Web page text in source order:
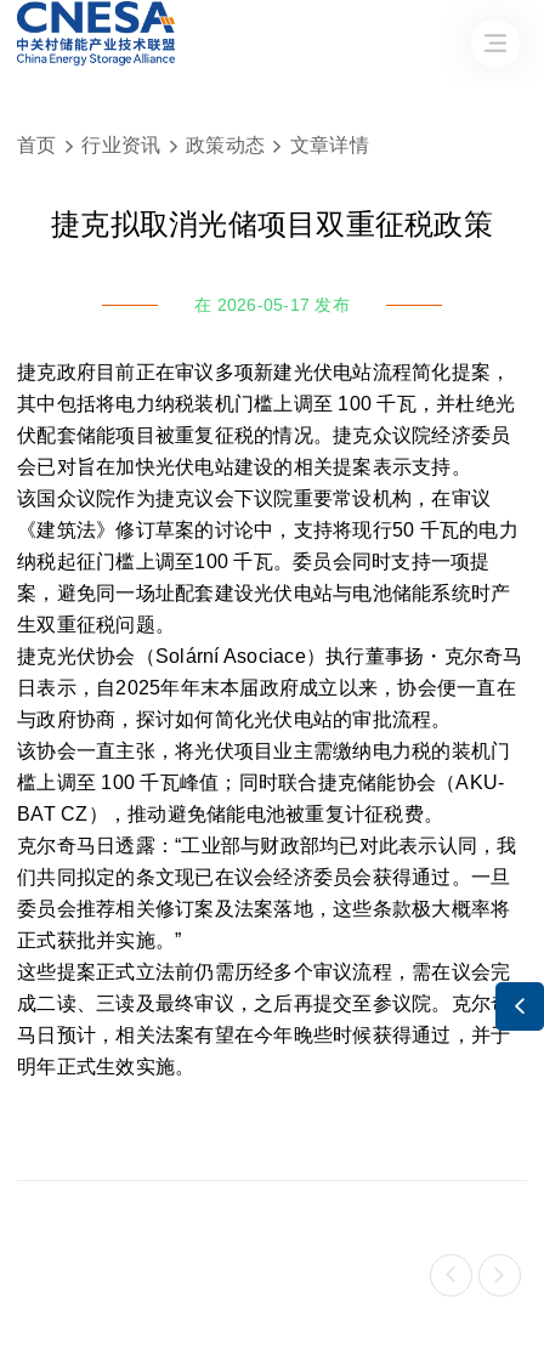

首页  行业资讯  政策动态  文章详情
捷克拟取消光储项目双重征税政策
在 2026-05-17 发布
捷克政府目前正在审议多项新建光伏电站流程简化提案，
其中包括将电力纳税装机门槛上调至 100 千瓦，并杜绝光
伏配套储能项目被重复征税的情况。捷克众议院经济委员
会已对旨在加快光伏电站建设的相关提案表示支持。
该国众议院作为捷克议会下议院重要常设机构，在审议
《建筑法》修订草案的讨论中，支持将现行50 千瓦的电力
纳税起征门槛上调至100 千瓦。委员会同时支持一项提
案，避免同一场址配套建设光伏电站与电池储能系统时产
生双重征税问题。
捷克光伏协会（Solární Asociace）执行董事扬・克尔奇马
日表示，自2025年年末本届政府成立以来，协会便一直在
与政府协商，探讨如何简化光伏电站的审批流程。
该协会一直主张，将光伏项目业主需缴纳电力税的装机门
槛上调至 100 千瓦峰值；同时联合捷克储能协会（AKU-
BAT CZ），推动避免储能电池被重复计征税费。
克尔奇马日透露：“工业部与财政部均已对此表示认同，我
们共同拟定的条文现已在议会经济委员会获得通过。一旦
委员会推荐相关修订案及法案落地，这些条款极大概率将
正式获批并实施。”
这些提案正式立法前仍需历经多个审议流程，需在议会完
成二读、三读及最终审议，之后再提交至参议院。克尔奇
马日预计，相关法案有望在今年晚些时候获得通过，并于
明年正式生效实施。
 